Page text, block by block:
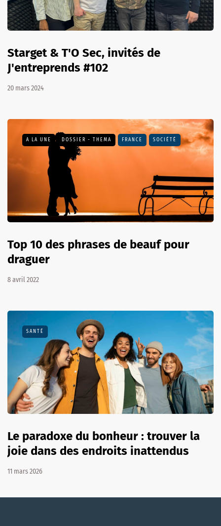
Starget & T'O Sec, invités de
J'entreprends #102
20 mars 2024
A LA UNE DOSSIER - THEMA FRANCE SOCIÉTÉ
Top 10 des phrases de beauf pour
draguer
8 avril 2022
SANTÉ
Le paradoxe du bonheur : trouver la
joie dans des endroits inattendus
11 mars 2026